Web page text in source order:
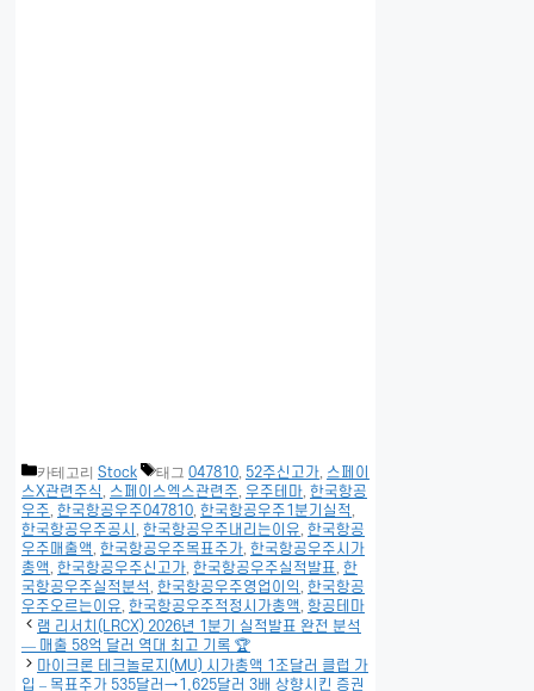
카테고리 Stock 태그 047810 52주신고가 스페이
스X관련주식
스페이스엑스관련주 우주테마 한국항공
우주 한국항공우주047810 한국항공우주1분기실적
한국항공우주공시
한국항공우주내리는이유 한국항공
우주매출액 한국항공우주목표주가 한국항공우주시가
총액 한국항공우주신고가 한국항공우주실적발표 한
국항공우주실적분석 한국항공우주영업이익 한국항공
우주오르는이유 한국항공우주적정시가총액 항공테마
램 리서치(LRCX) 2026년 1분기 실적발표 완전 분석
— 매출 58억 달러 역대 최고 기록 🏆
마이크론 테크놀로지(MU) 시가총액 1조달러 클럽 가
입 – 목표주가 535달러→1,625달러 3배 상향시킨 증권